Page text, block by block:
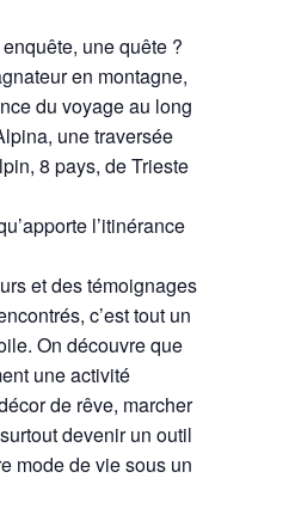
une quête ?
en montagne,
du voyage au long
une traversée
8 pays, de Trieste
l’itinérance
et des témoignages
c’est tout un
On découvre que
une activité
de rêve, marcher
devenir un outil
mode de vie sous un